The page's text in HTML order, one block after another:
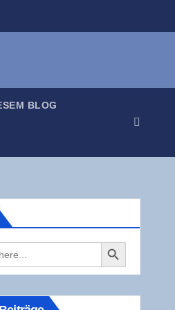
BLOG
Search Button